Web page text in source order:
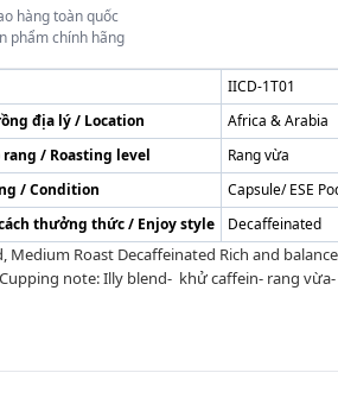
hàng toàn quốc
phẩm chính hãng
IICD-1T01
địa lý / Location
Africa & Arabia
rang / Roasting level
Rang vừa
/ Condition
Capsule/ ESE
thưởng thức / Enjoy style
Decaffeinated
Medium Roast Decaffeinated Rich and
note: Illy blend- khử caffein- rang